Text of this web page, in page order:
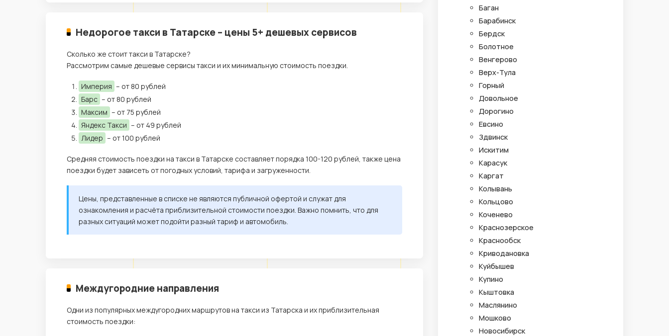
Недорогое такси в Татарске – цены 5+ дешевых сервисов
Сколько же стоит такси в Татарске?
Рассмотрим самые дешевые сервисы такси и их минимальную стоимость поездки.
Империя – от 80 рублей
Барс – от 80 рублей
Максим – от 75 рублей
Яндекс Такси – от 49 рублей
Лидер – от 100 рублей
Средняя стоимость поездки на такси в Татарске составляет порядка 100-120 рублей, также цена
поездки будет зависеть от погодных условий, тарифа и загруженности.
Цены, представленные в списке не являются публичной офертой и служат для
ознакомления и расчёта приблизительной стоимости поездки. Важно помнить, что для
разных ситуаций может подойти разный тариф и автомобиль.
Междугородние направления
Одни из популярных междугородних маршрутов на такси из Татарска и их приблизительная
стоимость поездки:
Баган
Барабинск
Бердск
Болотное
Венгерово
Верх-Тула
Горный
Довольное
Дорогино
Евсино
Здвинск
Искитим
Карасук
Каргат
Колывань
Кольцово
Коченево
Краснозерское
Краснообск
Криводановка
Куйбышев
Купино
Кыштовка
Маслянино
Мошково
Новосибирск